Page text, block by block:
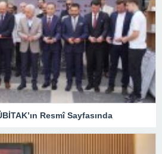
Resmî Sayfasında